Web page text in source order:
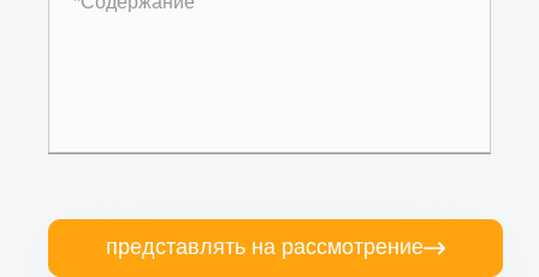
представлять на рассмотрение